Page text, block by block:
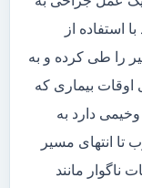
استفاده از
را طی کرده و به
اوقات بیماری که
دارد به
انتهای مسیر
ناگوار مانند